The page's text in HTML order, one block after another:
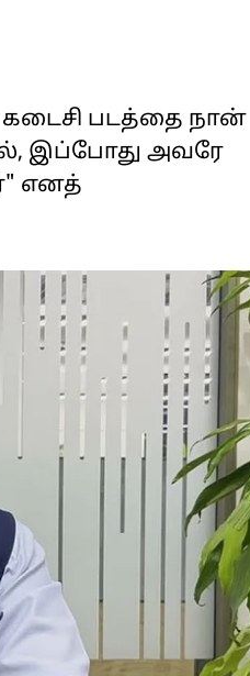
கடைசி படத்தை நான்
இப்போது அவரே
எனத்